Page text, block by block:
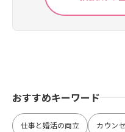
おすすめキーワード
仕事と婚活の両立 カウン